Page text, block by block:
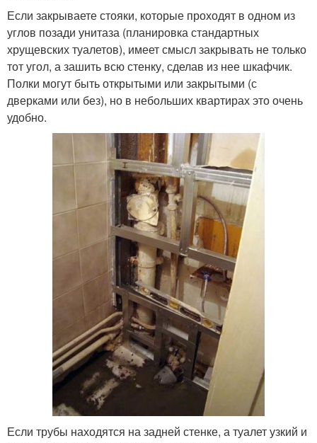
Если закрываете стояки, которые проходят в одном из
углов позади унитаза (планировка стандартных
хрущевских туалетов), имеет смысл закрывать не только
тот угол, а зашить всю стенку, сделав из нее шкафчик.
Полки могут быть открытыми или закрытыми (с
дверками или без), но в небольших квартирах это очень
удобно.
Если трубы находятся на задней стенке, а туалет узкий и